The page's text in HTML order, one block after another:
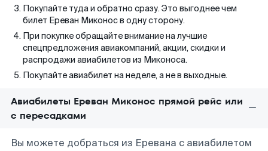
Покупайте туда и обратно сразу. Это выгоднее чем
билет Ереван Миконос в одну сторону.
При покупке обращайте внимание на лучшие
спецпредложения авиакомпаний, акции, скидки и
распродажи авиабилетов из Миконоса.
Покупайте авиабилет на неделе, а не в выходные.
Авиабилеты Ереван Миконос прямой рейс или
с пересадками
Вы можете добраться из Еревана с авиабилетом